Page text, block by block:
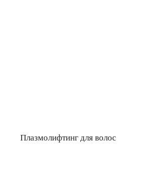
Плазмолифтинг для волос